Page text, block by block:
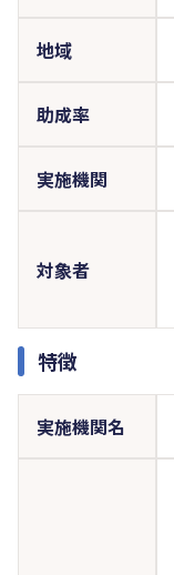
地域
助成率
実施機関
対象者
特徴
実施機関名